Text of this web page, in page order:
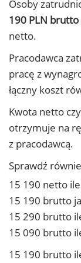
Osoby
190 PLN brutto
netto.
Pracodawca
pracę z
łączny koszt
Kwota netto
otrzymuje na
z pracodawcą.
Sprawdź
15 190 netto
15 190 brutto
15 290 brutto
15 090 brutto
15 190 brutto